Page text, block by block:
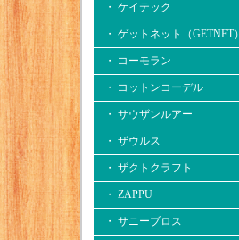
・ ケイテック
・ ゲットネット（GETNET）
・ コーモラン
・ コットンコーデル
・ サウザンルアー
・ ザウルス
・ ザクトクラフト
・ ZAPPU
・ サニーブロス